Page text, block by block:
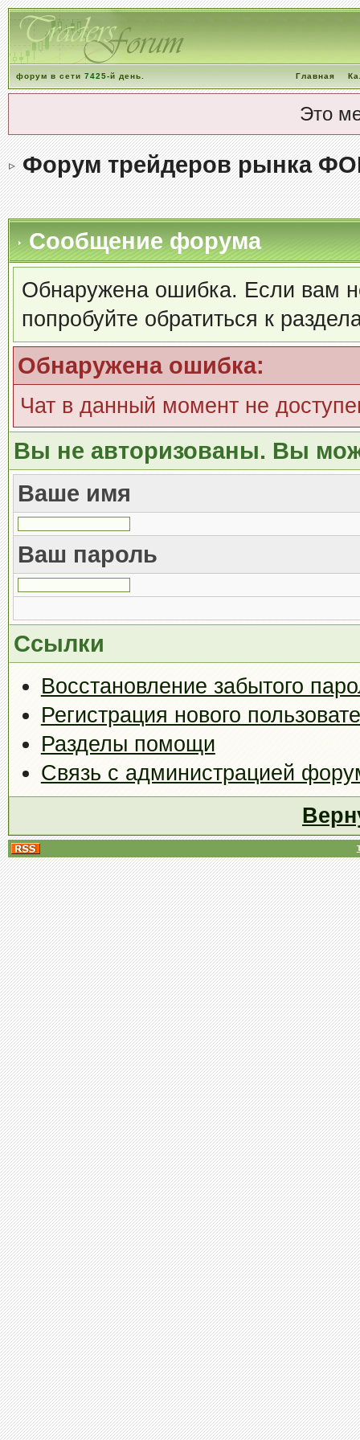
форум в сети 7425-й день. Главная
Это
Форум трейдеров рынка
Сообщение форума
Обнаружена ошибка. Если вам
попробуйте обратиться к
Обнаружена ошибка:
Чат в данный момент не
Вы не авторизованы. Вы
Ваше имя
Ваш пароль
Ссылки
Восстановление забытого
Регистрация нового
Разделы помощи
Связь с администрацией